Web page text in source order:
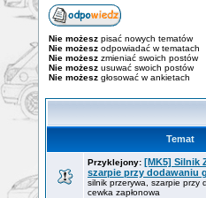
Nie możesz pisać nowych tematów
Nie możesz odpowiadać w tematach
Nie możesz zmieniać swoich postów
Nie możesz usuwać swoich postów
Nie możesz głosować w ankietach
Temat
Przyklejony: [MK5] Silnik
szarpie przy dodawaniu
silnik przerywa, szarpie przy
cewka zapłonowa